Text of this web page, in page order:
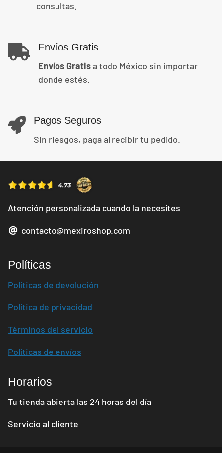
consultas.
Envíos Gratis
Envíos Gratisa todo México sin importar
donde estés.
Pagos Seguros
Sin riesgos, paga al recibir tu pedido.
Atención personalizada cuando la necesites
contacto@mexiroshop.com
Políticas
Políticas de devolución
Política de privacidad
Términos del servicio
Políticas de envíos
Horarios
Tu tienda abierta las 24 horas del día
Servicio al cliente